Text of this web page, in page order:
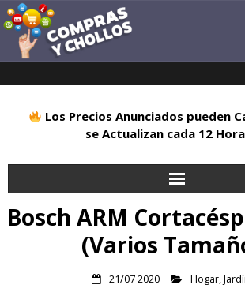
Los Precios Anunciados pueden
se Actualizan cada 12
Inicio
Alimentación
Bosch ARM
(Varios
21/07 2020 Hogar,